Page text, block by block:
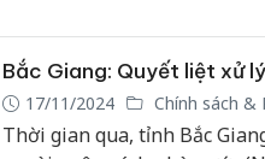
máy móc, ô tô... phục vụ khai
Bắc Giang: Quyết liệt xử
17/11/2024 Chính sách &
Thời gian qua, tỉnh Bắc